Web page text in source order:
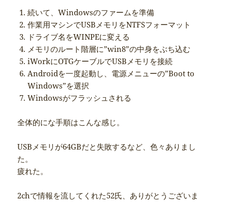
続いて、Windowsのファームを準備
作業用マシンでUSBメモリをNTFSフォーマット
ドライブ名をWINPEに変える
メモリのルート階層に”win8”の中身をぶち込む
iWorkにOTGケーブルでUSBメモリを接続
Androidを一度起動し、電源メニューの”Boot to
Windows”を選択
Windowsがフラッシュされる
全体的にな手順はこんな感じ。
USBメモリが64GBだと失敗するなど、色々ありまし
た。
疲れた。
2chで情報を流してくれた52氏、ありがとうございま